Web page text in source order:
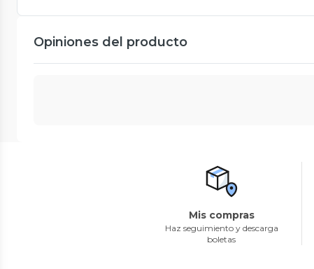
Opiniones del producto
Mis compras
Haz seguimiento y descarga
boletas